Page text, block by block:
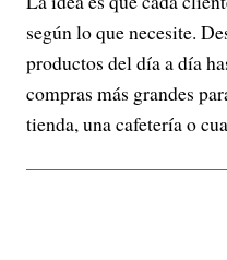
según lo que necesite.
productos del día a día
compras más grandes
tienda, una cafetería o